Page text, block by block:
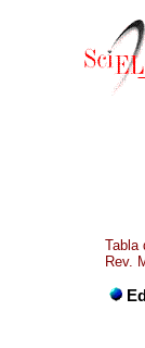
Tabla
Rev.